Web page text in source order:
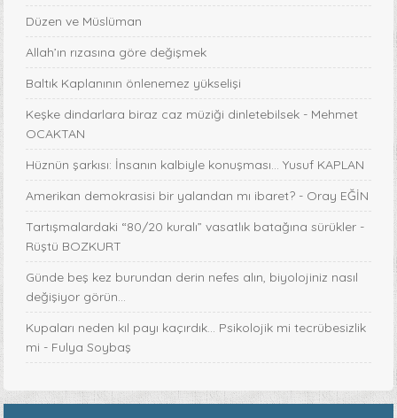
Düzen ve Müslüman
Allah’ın rızasına göre değişmek
Baltık Kaplanının önlenemez yükselişi
Keşke dindarlara biraz caz müziği dinletebilsek - Mehmet
OCAKTAN
Hüznün şarkısı: İnsanın kalbiyle konuşması... Yusuf KAPLAN
Amerikan demokrasisi bir yalandan mı ibaret? - Oray EĞİN
Tartışmalardaki “80/20 kuralı” vasatlık batağına sürükler -
Rüştü BOZKURT
Günde beş kez burundan derin nefes alın, biyolojiniz nasıl
değişiyor görün...
Kupaları neden kıl payı kaçırdık… Psikolojik mi tecrübesizlik
mi - Fulya Soybaş